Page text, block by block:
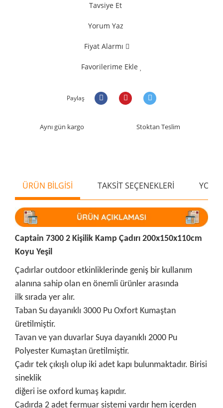
Tavsiye Et
Yorum Yaz
Fiyat Alarmı
Favorilerime Ekle
Paylaş
Aynı gün kargo Stoktan Teslim
ÜRÜN BİLGİSİ TAKSİT SEÇENEKLERİ
Captain 7300 2 Kişilik Kamp Çadırı 200x150x110cm
Koyu Yeşil
Çadırlar outdoor etkinliklerinde geniş bir kullanım
alanına sahip olan en önemli ürünler arasında
ilk sırada yer alır.
Taban Su dayanıklı 3000 Pu Oxfort Kumaştan
üretilmiştir.
Tavan ve yan duvarlar Suya dayanıklı 2000 Pu
Polyester Kumaştan üretilmiştir.
Çadır tek çıkışlı olup iki adet kapı bulunmaktadır. Birisi
sineklik
diğeri ise oxford kumaş kapıdır.
Çadırda 2 adet fermuar sistemi vardır hem içerden